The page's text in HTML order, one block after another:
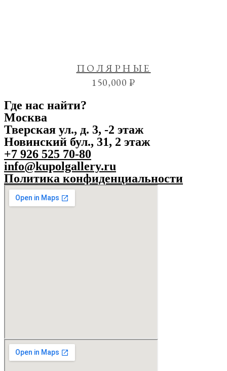
ПОЛЯРНЫЕ
150,000₽
Где нас найти?
Москва
Тверская ул., д. 3, -2 этаж
Новинский бул., 31, 2 этаж
+7 926 525 70-80
info@kupolgallery.ru
Политика конфиденциальности